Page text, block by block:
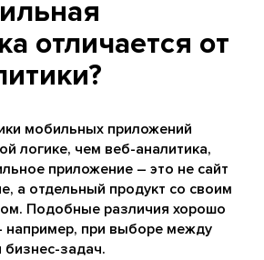
отличается от
мобильных приложений
логике, чем веб-аналитика,
приложение – это не сайт
а отдельный продукт со своим
Подобные различия хорошо
например, при выборе между
бизнес-задач.